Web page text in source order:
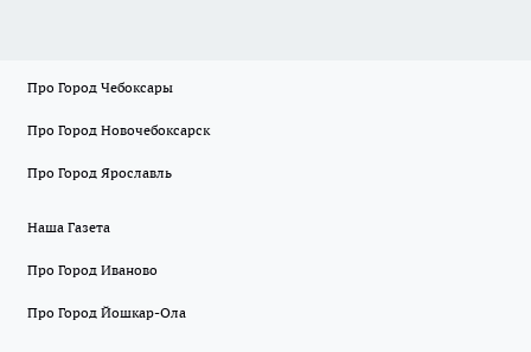
Про Город Чебоксары
Про Город Новочебоксарск
Про Город Ярославль
Наша Газета
Про Город Иваново
Про Город Йошкар-Ола